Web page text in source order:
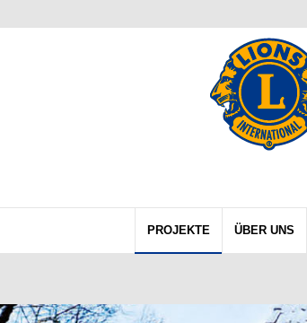
PROJEKTE ÜBER UNS